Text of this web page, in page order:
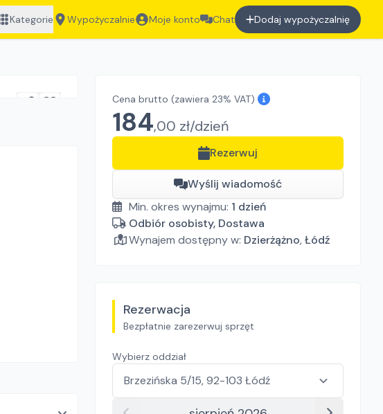
Kategorie Wypożyczalnie Moje konto Chat Dodaj wypożyczalnię
Cena brutto (zawiera 23% VAT)
184,00 zł/dzień
Rezerwuj
Wyślij wiadomość
Min. okres wynajmu: 1 dzień
Odbiór osobisty, Dostawa
Wynajem dostępny w: Dzierżążno,Łódź
Rezerwacja
Bezpłatnie zarezerwuj sprzęt
Wybierz oddział